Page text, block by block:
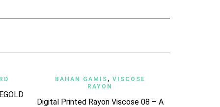
VIEW ADD TO WISHLIST QUICK VIEW
BAHAN GAMIS , VISCOSE
RAYON
Digital Printed Rayon Viscose 08 – A